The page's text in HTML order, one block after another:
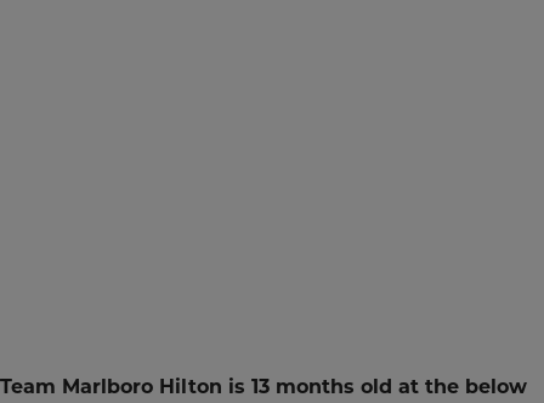
Team Marlboro Hilton is 13 months old at the below